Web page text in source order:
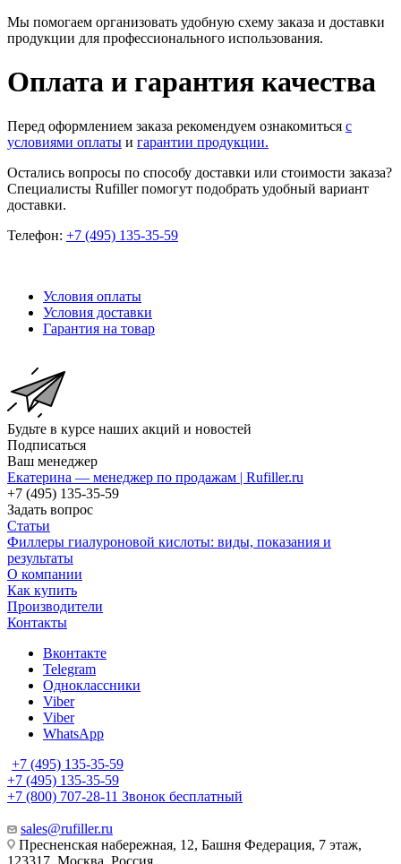
Мы помогаем организовать удобную схему заказа и доставки
продукции для профессионального использования.
Оплата и гарантия качества
Перед оформлением заказа рекомендуем ознакомиться с
условиями оплаты и гарантии продукции.
Остались вопросы по способу доставки или стоимости заказа?
Специалисты Rufiller помогут подобрать удобный вариант
доставки.
Телефон: +7 (495) 135-35-59
Условия оплаты
Условия доставки
Гарантия на товар
Будьте в курсе наших акций и новостей
Подписаться
Ваш менеджер
Екатерина — менеджер по продажам | Rufiller.ru
+7 (495) 135-35-59
Задать вопрос
Статьи
Филлеры гиалуроновой кислоты: виды, показания и
результаты
О компании
Как купить
Производители
Контакты
Вконтакте
Telegram
Одноклассники
Viber
Viber
WhatsApp
+7 (495) 135-35-59
+7 (495) 135-35-59
+7 (800) 707-28-11 Звонок бесплатный
sales@rufiller.ru
Пресненская набережная, 12, Башня Федерация, 7 этаж,
123317, Москва, Россия.